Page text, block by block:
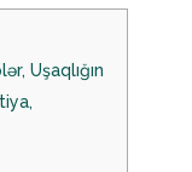
Uşaqlığın